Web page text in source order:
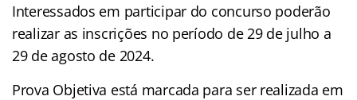
Interessados em participar do concurso poderão
realizar as inscrições no período de 29 de julho a
29 de agosto de 2024.
Prova Objetiva está marcada para ser realizada em